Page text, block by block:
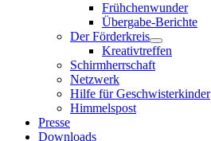
Frühchenwunder
Übergabe-Berichte
Der Förderkreis
Kreativtreffen
Schirmherrschaft
Netzwerk
Hilfe für Geschwisterkinder
Himmelspost
Presse
Downloads